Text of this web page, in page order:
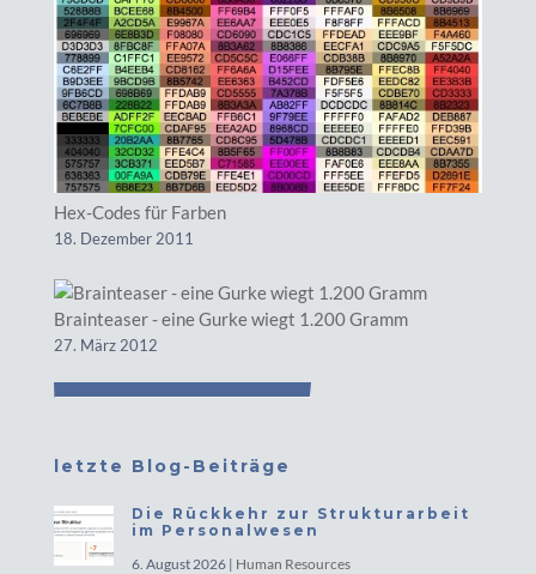
Hex-Codes für Farben
18. Dezember 2011
Brainteaser - eine Gurke wiegt 1.200 Gramm
27. März 2012
letzte Blog-Beiträge
Die Rückkehr zur Strukturarbeit
im Personalwesen
6. August 2026| Human Resources